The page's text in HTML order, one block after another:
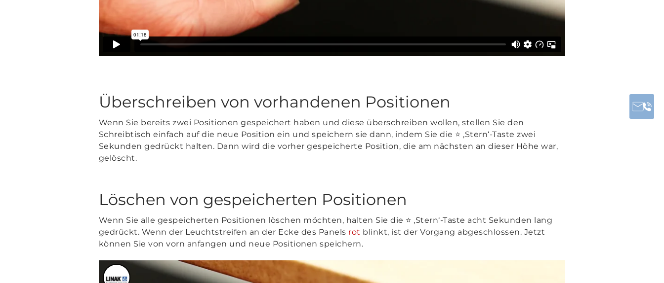
Überschreiben von vorhandenen Positionen
Wenn Sie bereits zwei Positionen gespeichert haben und diese überschreiben wollen, stellen Sie den
Schreibtisch einfach auf die neue Position ein und speichern sie dann, indem Sie die ⭐ ‚Stern‘-Taste zwei
Sekunden gedrückt halten. Dann wird die vorher gespeicherte Position, die am nächsten an dieser Höhe war,
gelöscht.
Löschen von gespeicherten Positionen
Wenn Sie alle gespeicherten Positionen löschen möchten, halten Sie die ⭐ ‚Stern‘-Taste acht Sekunden lang
gedrückt. Wenn der Leuchtstreifen an der Ecke des Panels rot blinkt, ist der Vorgang abgeschlossen. Jetzt
können Sie von vorn anfangen und neue Positionen speichern.